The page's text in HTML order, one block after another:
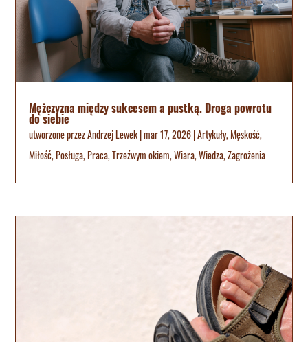
Mężczyzna między sukcesem a pustką. Droga powrotu
do siebie
utworzone przezAndrzej Lewek|mar 17, 2026|Artykuły,Męskość,
Miłość,Posługa,Praca,Trzeźwym okiem,Wiara,Wiedza,Zagrożenia